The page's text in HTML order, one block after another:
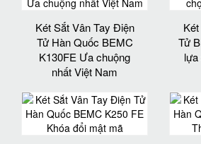
Két Sắt Vân Tay Điện
Tử Hàn Quốc BEMC
K130FE Ưa chuộng
nhất Việt Nam
Tử
lựa